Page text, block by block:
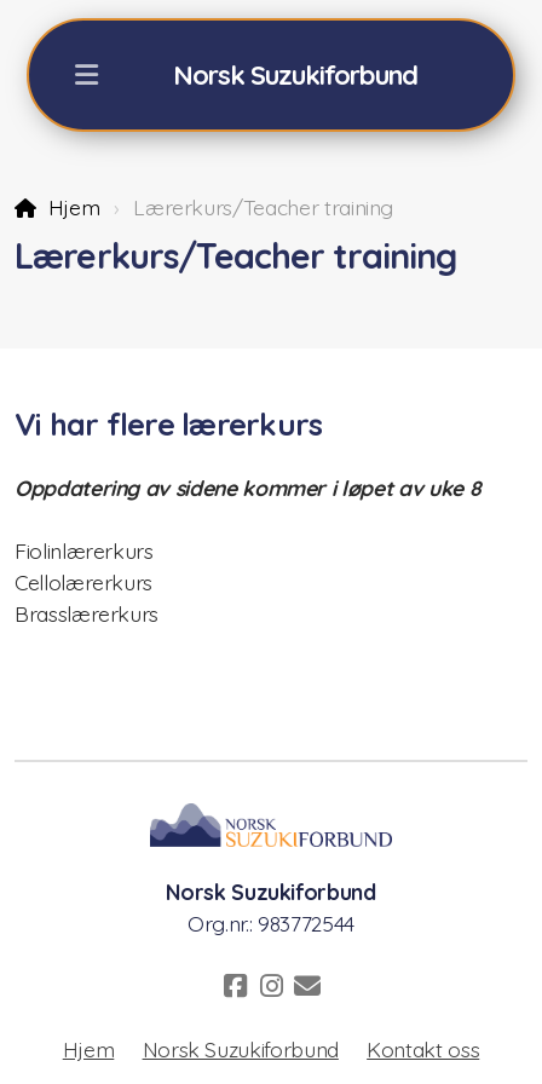
Norsk Suzukiforbund
Hjem Lærerkurs/Teacher training
Lærerkurs/Teacher training
Vi har flere lærerkurs
Oppdatering av sidene kommer i løpet av uke 8
Fiolinlærerkurs
Cellolærerkurs
Brasslærerkurs
Norsk Suzukiforbund
Org.nr.: 983772544
Hjem Norsk Suzukiforbund Kontakt oss
NSFs Sommerkurs Geilo
Påmelding sommerkurs -26
Akkompagnatører
Orkester/teori/Dalcroze
Praktisk
Nasjonalt pianokurs
Cello Teacher training
Brass Teacher training